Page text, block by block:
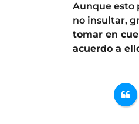
Aunque esto
no insultar,
tomar en
acuerdo a